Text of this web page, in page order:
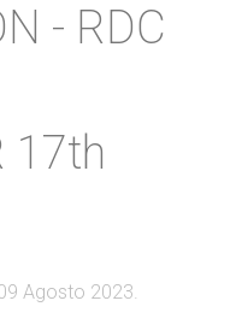
- RDC
17th
Agosto 2023.